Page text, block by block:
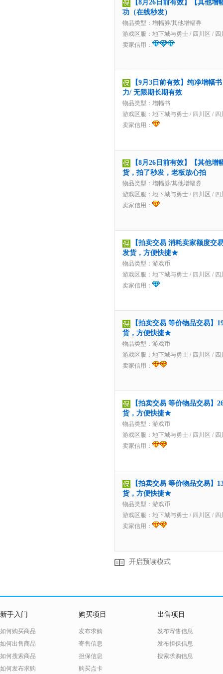
【8月26日前有效】【其他
功（在线秒发）
物品类型：增幅券/其他增幅券
游戏区服： 地下城与勇士 / 四川区 / 四
卖家信用：
【9月3日前有效】纯净增幅
力/ 无限期长期有效
物品类型：增幅书
游戏区服： 地下城与勇士 / 四川区 / 四
卖家信用：
【8月26日前有效】【其他
货，拍了秒发，老板放心拍
物品类型：增幅券/其他增幅券
游戏区服： 地下城与勇士 / 四川区 / 四
卖家信用：
【拍卖交易 消耗卖家额度交
发货，方便快捷★
物品类型：游戏币
游戏区服： 地下城与勇士 / 四川区 / 四
卖家信用：
【拍卖交易 等价物品交易】
货，方便快捷★
物品类型：游戏币
游戏区服： 地下城与勇士 / 四川区 / 四
卖家信用：
【拍卖交易 等价物品交易】
货，方便快捷★
物品类型：游戏币
游戏区服： 地下城与勇士 / 四川区 / 四
卖家信用：
【拍卖交易 等价物品交易】
货，方便快捷★
物品类型：游戏币
游戏区服： 地下城与勇士 / 四川区 / 四
卖家信用：
开启预读模式
新手入门
如何购买商品
如何出售商品
如何搜索商品
如何发布求购
购买项目
发布求购
寄售信息
担保信息
购买点卡
出售项目
发布寄售信息
发布担保信息
搜索求购信息